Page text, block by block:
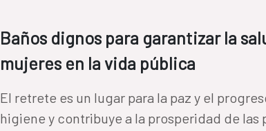
Baños dignos para garantizar la
mujeres en la vida pública
El retrete es un lugar para la paz y el
higiene y contribuye a la prosperidad de las